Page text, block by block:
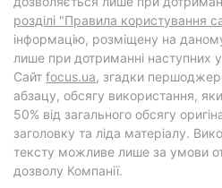
розділі "Правила користування
інформацію, розміщену на
лише при дотриманні наступних
Cайт focus.ua, згадки
абзацу, обсягу використання,
50% від загального обсягу
заголовку та ліда матеріалу.
тексту можливе лише за умови
дозволу Компанії.